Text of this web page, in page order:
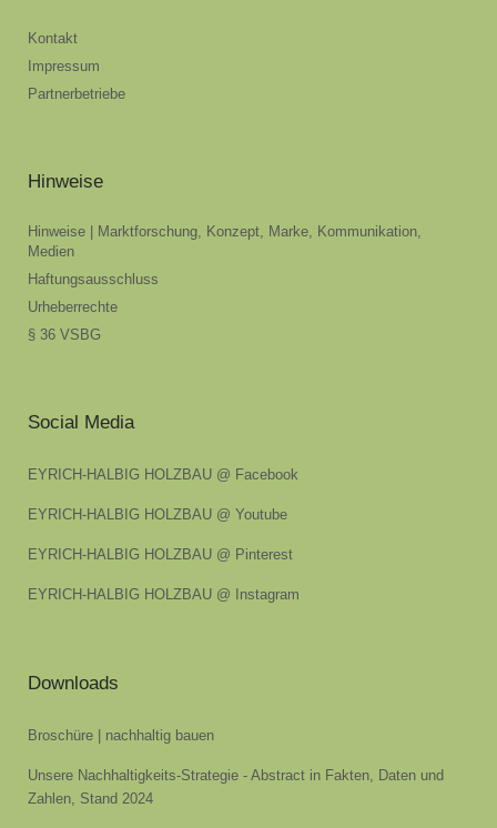
Kontakt
Impressum
Partnerbetriebe
Hinweise
Hinweise | Marktforschung, Konzept, Marke, Kommunikation,
Medien
Haftungsausschluss
Urheberrechte
§ 36 VSBG
Social Media
EYRICH-HALBIG HOLZBAU @ Facebook
EYRICH-HALBIG HOLZBAU @ Youtube
EYRICH-HALBIG HOLZBAU @ Pinterest
EYRICH-HALBIG HOLZBAU @ Instagram
Downloads
Broschüre | nachhaltig bauen
Unsere Nachhaltigkeits-Strategie - Abstract in Fakten, Daten und
Zahlen, Stand 2024